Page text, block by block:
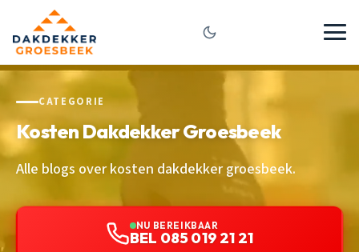
CATEGORIE
Kosten Dakdekker Groesbeek
Alle blogs over kosten dakdekker groesbeek.
NU BEREIKBAAR
BEL 085 019 21 21